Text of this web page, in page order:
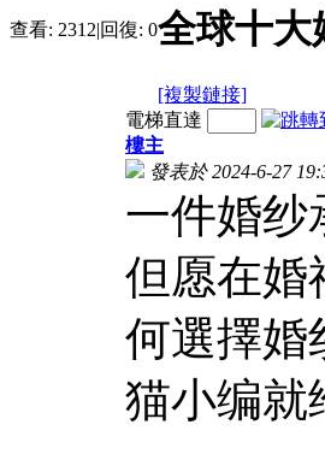
查看: 2312|回復: 0全球十大
[複製鏈接]
電梯直達
樓主
發表於 2024-6-27
一件婚纱
但愿在婚
何選擇婚
猫小编就